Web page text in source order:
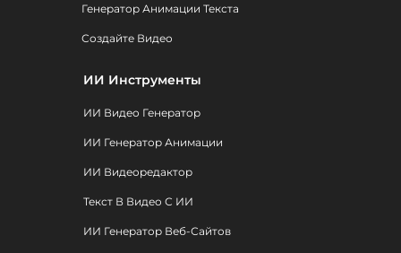
Генератор Анимации Текста
Создайте Видео
ИИ Инструменты
ИИ Видео Генератор
ИИ Генератор Анимации
ИИ Видеоредактор
Текст В Видео С ИИ
ИИ Генератор Веб-Сайтов